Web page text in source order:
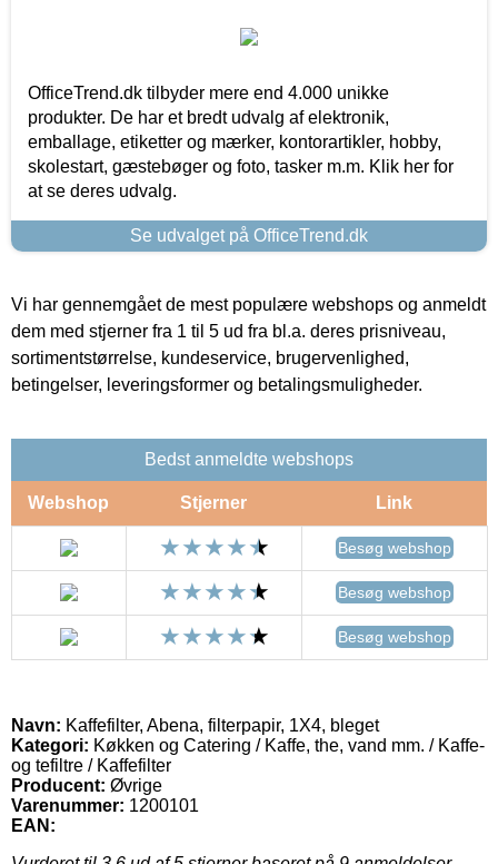
OfficeTrend.dk tilbyder mere end 4.000 unikke
produkter. De har et bredt udvalg af elektronik,
emballage, etiketter og mærker, kontorartikler, hobby,
skolestart, gæstebøger og foto, tasker m.m. Klik her for
at se deres udvalg.
Se udvalget på OfficeTrend.dk
Vi har gennemgået de mest populære webshops og anmeldt
dem med stjerner fra 1 til 5 ud fra bl.a. deres prisniveau,
sortimentstørrelse, kundeservice, brugervenlighed,
betingelser, leveringsformer og betalingsmuligheder.
Bedst anmeldte webshops
Webshop Stjerner Link
Besøg webshop
Besøg webshop
Besøg webshop
Navn: Kaffefilter, Abena, filterpapir, 1X4, bleget
Kategori: Køkken og Catering / Kaffe, the, vand mm. / Kaffe-
og tefiltre / Kaffefilter
Producent: Øvrige
Varenummer: 1200101
EAN: